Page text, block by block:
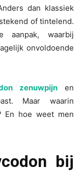
dan klassiek
of tintelend.
aanpak, waarbij
onvoldoende
zenuwpijnen
Maar waarin
En hoe weet men
bij